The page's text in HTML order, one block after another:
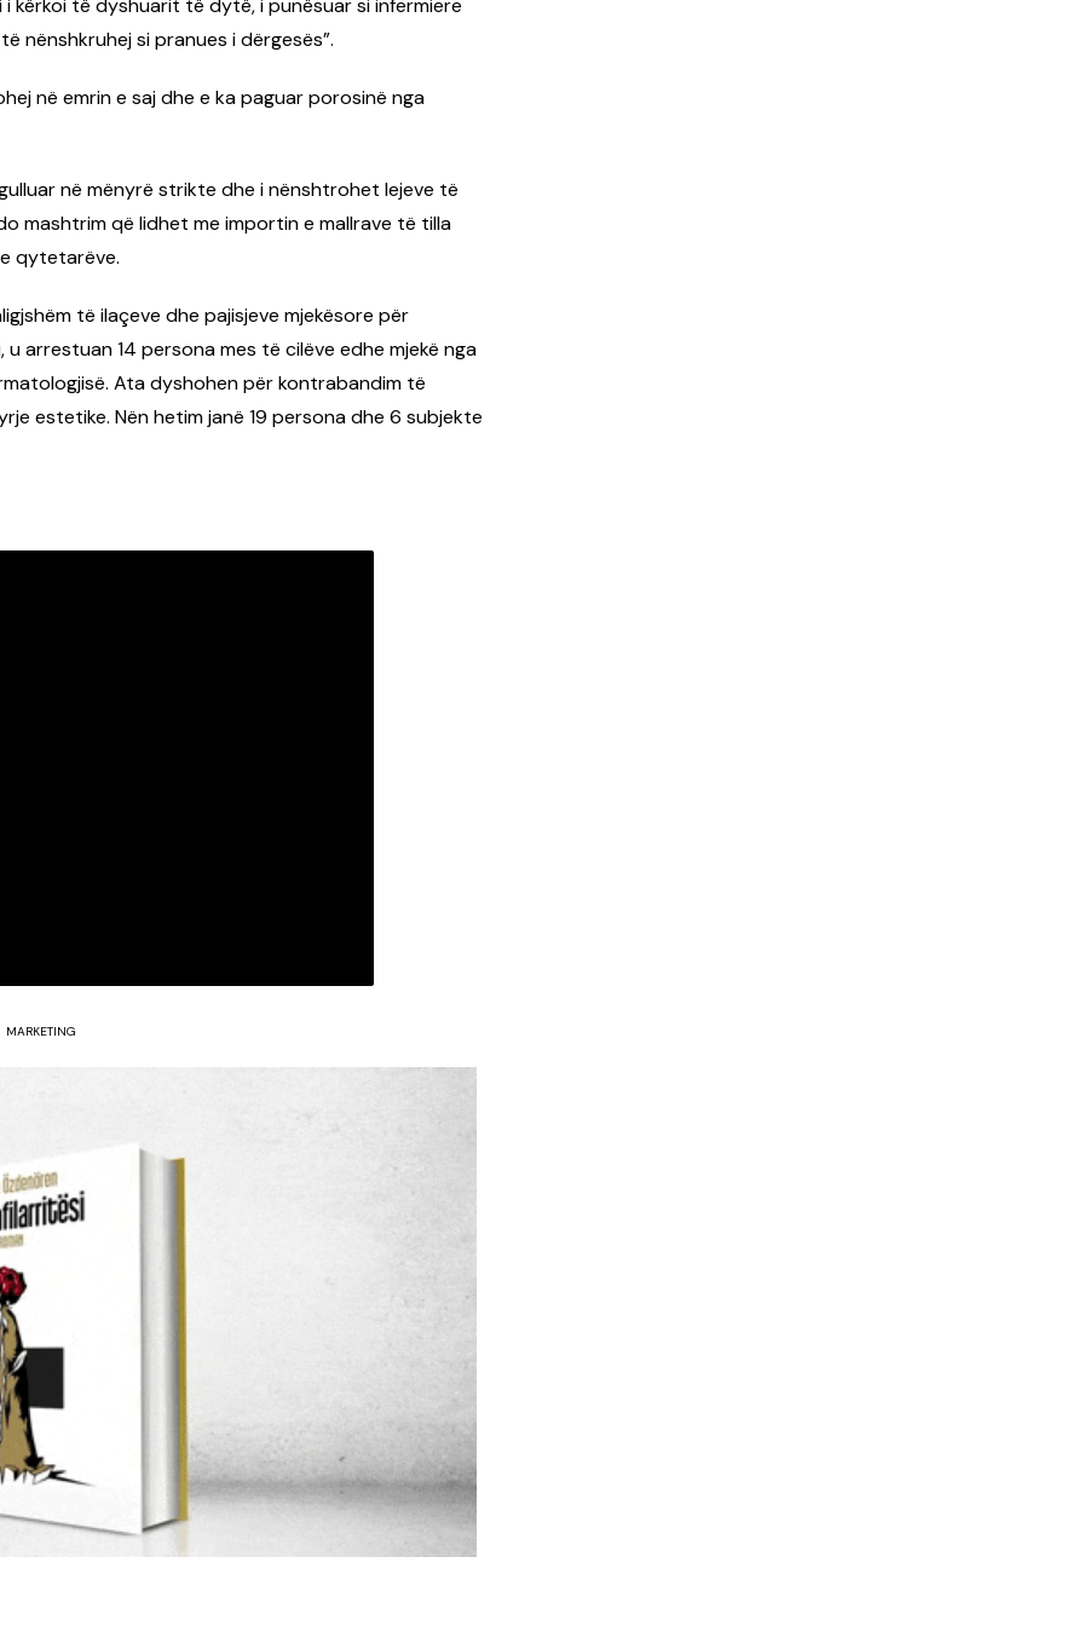
kërkoi të dyshuarit të dytë, i punësuar si infermiere
nënshkruhej si pranues i dërgesës”.
në emrin e saj dhe e ka paguar porosinë nga
në mënyrë strikte dhe i nënshtrohet lejeve të
mashtrim që lidhet me importin e mallrave të tilla
qytetarëve.
të ilaçeve dhe pajisjeve mjekësore për
arrestuan 14 persona mes të cilëve edhe mjekë nga
Ata dyshohen për kontrabandim të
estetike. Nën hetim janë 19 persona dhe 6 subjekte
MARKETING